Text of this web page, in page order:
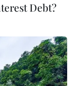
Debt?